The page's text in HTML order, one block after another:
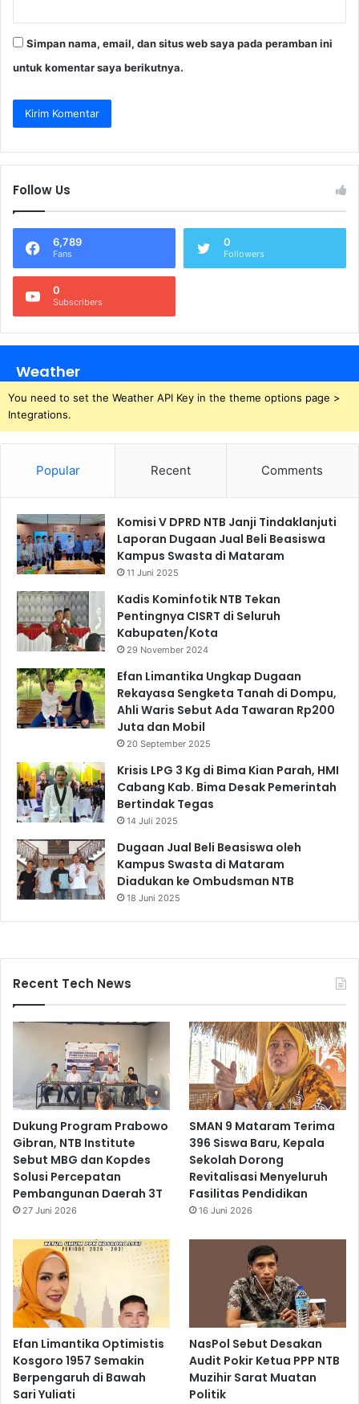
Simpan nama, email, dan situs web saya pada peramban ini
untuk komentar saya berikutnya.
Follow Us
6,789
Fans
0
Followers
0
Subscribers
Weather
You need to set the Weather API Key in the theme options page >
Integrations.
Popular Recent Comments
Komisi V DPRD NTB Janji Tindaklanjuti
Laporan Dugaan Jual Beli Beasiswa
Kampus Swasta di Mataram
11 Juni 2025
Kadis Kominfotik NTB Tekan
Pentingnya CISRT di Seluruh
Kabupaten/Kota
29 November 2024
Efan Limantika Ungkap Dugaan
Rekayasa Sengketa Tanah di Dompu,
Ahli Waris Sebut Ada Tawaran Rp200
Juta dan Mobil
20 September 2025
Krisis LPG 3 Kg di Bima Kian Parah, HMI
Cabang Kab. Bima Desak Pemerintah
Bertindak Tegas
14 Juli 2025
Dugaan Jual Beli Beasiswa oleh
Kampus Swasta di Mataram
Diadukan ke Ombudsman NTB
18 Juni 2025
Recent Tech News
Dukung Program Prabowo
Gibran, NTB Institute
Sebut MBG dan Kopdes
Solusi Percepatan
Pembangunan Daerah 3T
27 Juni 2026
SMAN 9 Mataram Terima
396 Siswa Baru, Kepala
Sekolah Dorong
Revitalisasi Menyeluruh
Fasilitas Pendidikan
16 Juni 2026
Efan Limantika Optimistis
Kosgoro 1957 Semakin
Berpengaruh di Bawah
Sari Yuliati
NasPol Sebut Desakan
Audit Pokir Ketua PPP NTB
Muzihir Sarat Muatan
Politik